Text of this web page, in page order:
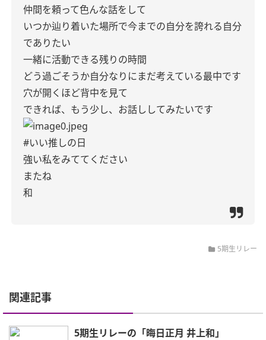
仲間を頼って色んな話をして
いつか辿り着いた場所で今までの自分を誇れる自分
でありたい
一緒に活動できる残りの時間
どう過ごそうか自分なりにまだ考えている最中です
穴が開くほど背中を見て
できれば、もう少し、お話ししてみたいです
#いい推しの日
強い私をみててください
またね
和
5期生リレー
関連記事
5期生リレーの「晦日正月 井上和」